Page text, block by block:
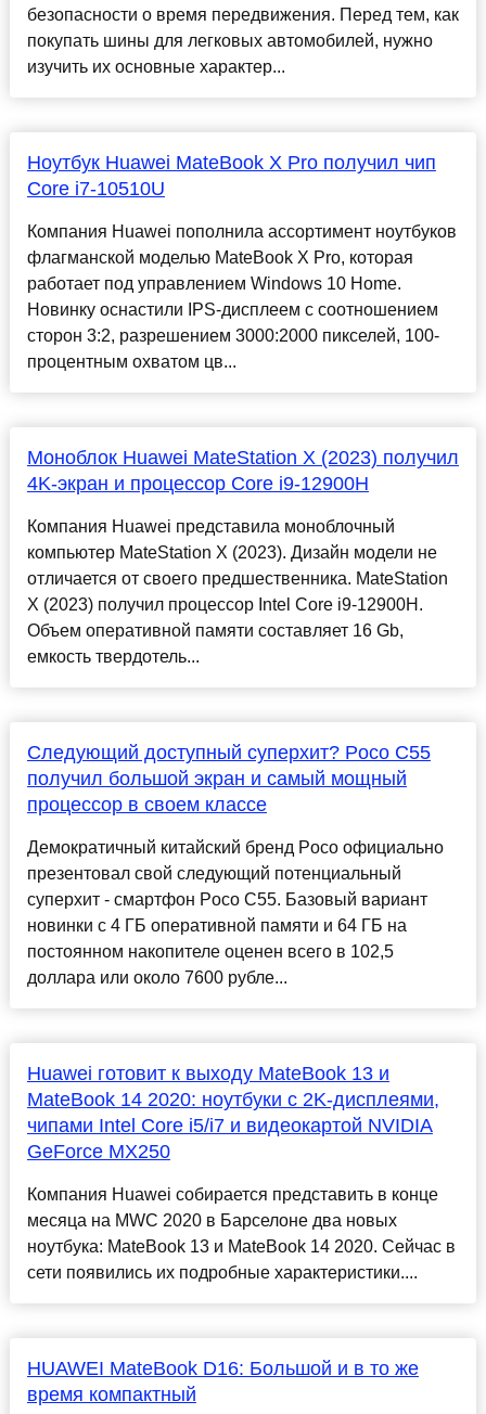
безопасности о время передвижения. Перед тем, как
покупать шины для легковых автомобилей, нужно
изучить их основные характер...
Ноутбук Huawei MateBook X Pro получил чип
Core i7-10510U
Компания Huawei пополнила ассортимент ноутбуков
флагманской моделью MateBook X Pro, которая
работает под управлением Windows 10 Home.
Новинку оснастили IPS-дисплеем с соотношением
сторон 3:2, разрешением 3000:2000 пикселей, 100-
процентным охватом цв...
Моноблок Huawei MateStation X (2023) получил
4K-экран и процессор Core i9-12900H
Компания Huawei представила моноблочный
компьютер MateStation X (2023). Дизайн модели не
отличается от своего предшественника. MateStation
X (2023) получил процессор Intel Core i9-12900H.
Объем оперативной памяти составляет 16 Gb,
емкость твердотель...
Следующий доступный суперхит? Poco C55
получил большой экран и самый мощный
процессор в своем классе
Демократичный китайский бренд Poco официально
презентовал свой следующий потенциальный
суперхит - смартфон Poco C55. Базовый вариант
новинки с 4 ГБ оперативной памяти и 64 ГБ на
постоянном накопителе оценен всего в 102,5
доллара или около 7600 рубле...
Huawei готовит к выходу MateBook 13 и
MateBook 14 2020: ноутбуки с 2K-дисплеями,
чипами Intel Core i5/i7 и видеокартой NVIDIA
GeForce MX250
Компания Huawei собирается представить в конце
месяца на MWC 2020 в Барселоне два новых
ноутбука: MateBook 13 и MateBook 14 2020. Сейчас в
сети появились их подробные характеристики....
HUAWEI MateBook D16: Большой и в то же
время компактный